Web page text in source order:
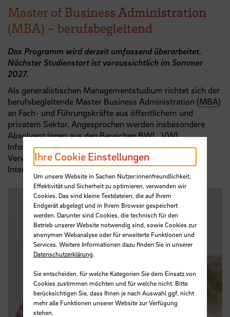
Master of Business Administration
(MBA) – berufsbegleitend
Das Programm wird derzeit umfassend überarbeitet.
Nächster Studienstart ist voraussichtlich im Sommer
2027.
Als generalistischen Managementstudium richtet sich der
berufsbegleitende Master Business Administration (MBA)
an Fach- und Führungskräfte aus öffentlichem und
privatem Sektor. Angesprochen werden insbesondere
Absolvent:innen aus den Bereichen BWL, VWL,
Informatik, Wirtschaftsinformatik, Ingenieur- und
Verwaltungswissenschaften sowie Jurist:innen mit
Interesse an Führungs- und Transformationsaufgaben.
Ihre Cookie Einstellungen
Um unsere Website in Sachen Nutzer:innenfreundlichkeit,
Effektivität und Sicherheit zu optimieren, verwenden wir
Cookies. Das sind kleine Textdateien, die auf Ihrem
Endgerät abgelegt und in Ihrem Browser gespeichert
werden. Darunter sind Cookies, die technisch für den
Betrieb unserer Website notwendig sind, sowie Cookies zur
anonymen Webanalyse oder für erweiterte Funktionen und
Services. Weitere Informationen dazu finden Sie in unserer
Datenschutzerklärung.
Sie entscheiden, für welche Kategorien Sie dem Einsatz von
Cookies zustimmen möchten und für welche nicht. Bitte
berücksichtigen Sie, dass Ihnen je nach Auswahl ggf. nicht
mehr alle Funktionen unserer Website zur Verfügung
stehen.